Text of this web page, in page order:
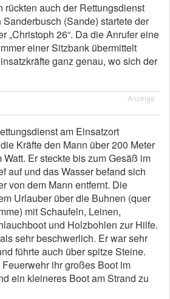
rückten auch der Rettungsdienst
(Sande) startete der
„Christoph 26“. Da die Anrufer eine
einer Sitzbank übermittelt
ganz genau, wo sich der
Anzeige
am Einsatzort
Kräfte den Mann über 200 Meter
Er steckte bis zum Gesäß im
auf und das Wasser befand sich
von dem Mann entfernt. Die
Urlauber über die Buhnen (quer
mit Schaufeln, Leinen,
und Holzbohlen zur Hilfe.
sehr beschwerlich. Er war sehr
führte auch über spitze Steine.
ihr großes Boot im
ein kleineres Boot am Strand zu